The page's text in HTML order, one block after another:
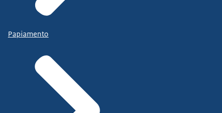
Papiamento